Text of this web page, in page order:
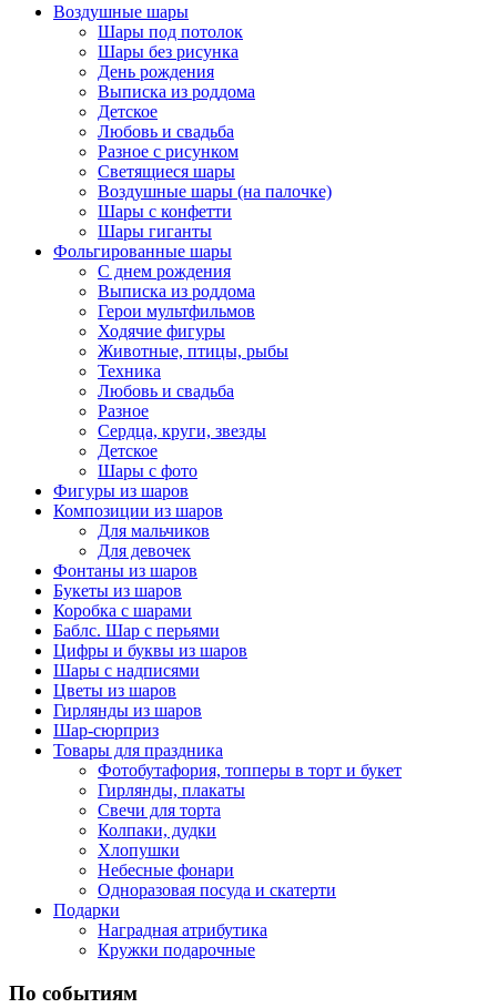
Воздушные шары
Шары под потолок
Шары без рисунка
День рождения
Выписка из роддома
Детское
Любовь и свадьба
Разное с рисунком
Светящиеся шары
Воздушные шары (на палочке)
Шары с конфетти
Шары гиганты
Фольгированные шары
С днем рождения
Выписка из роддома
Герои мультфильмов
Ходячие фигуры
Животные, птицы, рыбы
Техника
Любовь и свадьба
Разное
Сердца, круги, звезды
Детское
Шары с фото
Фигуры из шаров
Композиции из шаров
Для мальчиков
Для девочек
Фонтаны из шаров
Букеты из шаров
Коробка с шарами
Баблс. Шар с перьями
Цифры и буквы из шаров
Шары с надписями
Цветы из шаров
Гирлянды из шаров
Шар-сюрприз
Товары для праздника
Фотобутафория, топперы в торт и букет
Гирлянды, плакаты
Свечи для торта
Колпаки, дудки
Хлопушки
Небесные фонари
Одноразовая посуда и скатерти
Подарки
Наградная атрибутика
Кружки подарочные
По событиям